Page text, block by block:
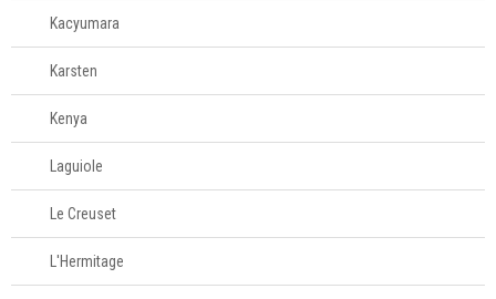
Kacyumara
Karsten
Kenya
Laguiole
Le Creuset
L'Hermitage